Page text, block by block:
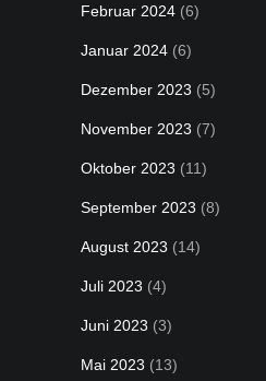
Februar 2024 (6)
Januar 2024 (6)
Dezember 2023 (5)
November 2023 (7)
Oktober 2023 (11)
September 2023 (8)
August 2023 (14)
Juli 2023 (4)
Juni 2023 (3)
Mai 2023 (13)